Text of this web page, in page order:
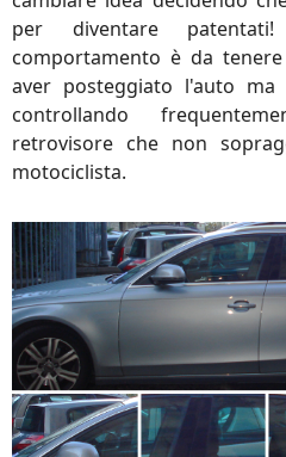
per diventare patentati!
comportamento è da
aver posteggiato l'auto
controllando
retrovisore che non
motociclista.